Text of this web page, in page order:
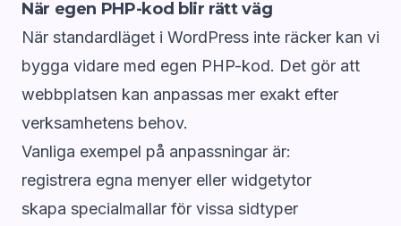
När egen PHP-kod blir rätt väg
När standardläget i WordPress inte räcker kan vi
bygga vidare med egen PHP-kod. Det gör att
webbplatsen kan anpassas mer exakt efter
verksamhetens behov.
Vanliga exempel på anpassningar är:
registrera egna menyer eller widgetytor
skapa specialmallar för vissa sidtyper